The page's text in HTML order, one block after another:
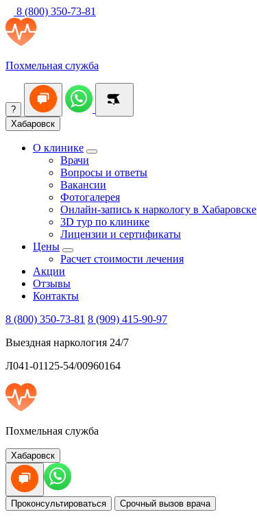
8 (800) 350-73-81
Похмельная служба
?
Хабаровск
О клинике
Врачи
Вопросы и ответы
Вакансии
Фотогалерея
Онлайн-запись к наркологу в Хабаровске
3D тур по клинике
Лицензии и сертификаты
Цены
Расчет стоимости лечения
Акции
Отзывы
Контакты
8 (800) 350-73-81 8 (909) 415-90-97
Выездная наркология 24/7
Л041-01125-54/00960164
Похмельная служба
Хабаровск
Проконсультироваться Срочный вызов врача